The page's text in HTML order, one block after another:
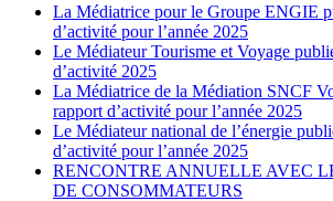
La Médiatrice pour le Groupe ENGIE
d’activité pour l’année 2025
Le Médiateur Tourisme et Voyage
d’activité 2025
La Médiatrice de la Médiation SNCF
rapport d’activité pour l’année 2025
Le Médiateur national de l’énergie
d’activité pour l’année 2025
RENCONTRE ANNUELLE AVEC
DE CONSOMMATEURS